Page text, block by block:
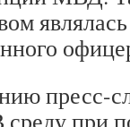
пресс-
при